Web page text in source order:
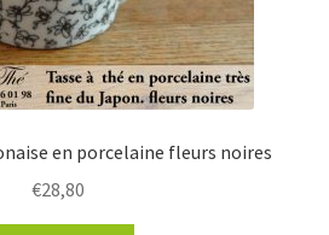
en porcelaine fleurs noires
€28,80